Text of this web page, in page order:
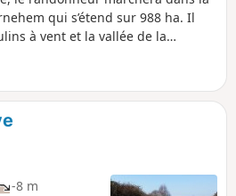
qui s’étend sur 988 ha. Il
à vent et la vallée de la
Saint-Omer.
-8 m